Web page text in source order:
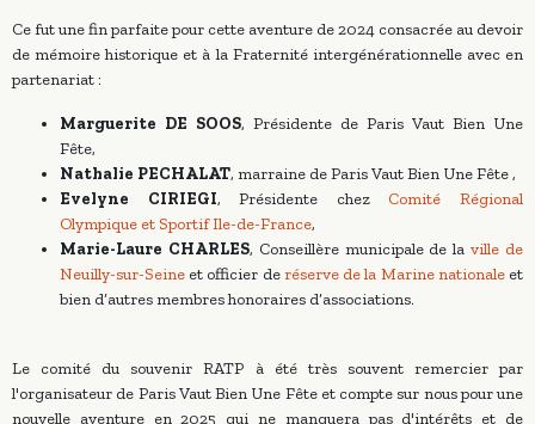
Ce fut une fin parfaite pour cette aventure de 2024 consacrée au devoir
de mémoire historique et à la Fraternité intergénérationnelle avec en
partenariat :
Marguerite DE SOOS, Présidente de Paris Vaut Bien Une
Fête,
Nathalie PECHALAT, marraine de Paris Vaut Bien Une Fête ,
Evelyne CIRIEGI, Présidente chez Comité Régional
Olympique et Sportif Ile-de-France,
Marie-Laure CHARLES, Conseillère municipale de laville de
Neuilly-sur-Seine et officier deréserve de la Marine nationaleet
bien d’autres membres honoraires d’associations.
Le comité du souvenir RATP à été très souvent remercier par
l'organisateur de Paris Vaut Bien Une Fête et compte sur nous pour une
nouvelle aventure en 2025 qui ne manquera pas d'intérêts et de